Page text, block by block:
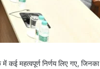
महत्वपूर्ण निर्णय लिए गए, जिनका